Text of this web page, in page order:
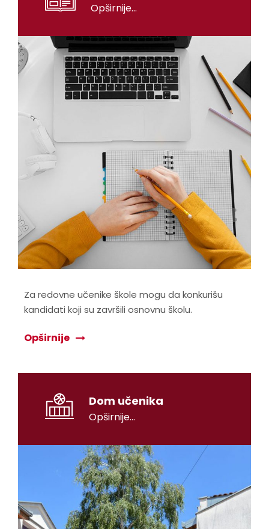
Opširnije...
Za redovne učenike škole mogu da konkurišu
kandidati koji su završili osnovnu školu.
Opširnije
Dom učenika
Opširnije...